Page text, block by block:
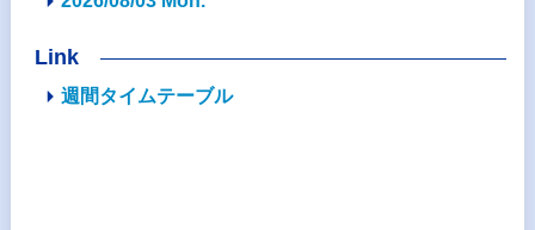
Link
週間タイムテーブル